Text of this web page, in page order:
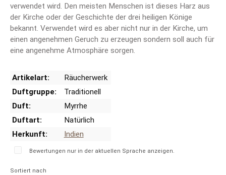
verwendet wird. Den meisten Menschen ist dieses Harz aus
der Kirche oder der Geschichte der drei heiligen Könige
bekannt. Verwendet wird es aber nicht nur in der Kirche, um
einen angenehmen Geruch zu erzeugen sondern soll auch für
eine angenehme Atmosphäre sorgen.
Artikelart:
Räucherwerk
Duftgruppe:
Traditionell
Duft:
Myrrhe
Duftart:
Natürlich
Herkunft:
Indien
Bewertungen nur in der aktuellen Sprache anzeigen.
Sortiert nach